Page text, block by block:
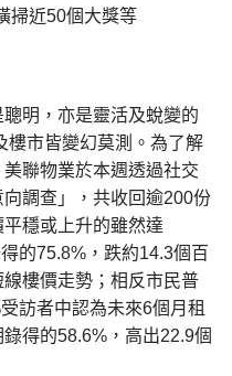
掃近50個大獎等
明，亦是靈活及蛻變的
樓市皆變幻莫測。為了解
聯物業於本週透過社交
調查」，共收回逾200份
穩或上升的雖然達
的75.8%，跌約14.3個百
樓價走勢；相反市民普
訪者中認為未來6個月租
得的58.6%，高出22.9個